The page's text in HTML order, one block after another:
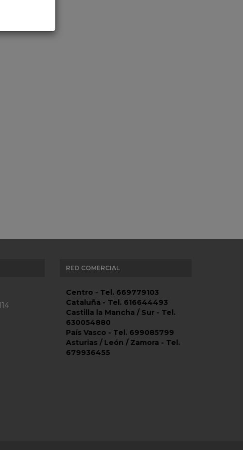
RED COMERCIAL
Centro - Tel. 669779103
Cataluña - Tel. 616644493
Castilla la Mancha / Sur - Tel.
630054880
País Vasco - Tel. 699085799
Asturias / León / Zamora - Tel.
679936455